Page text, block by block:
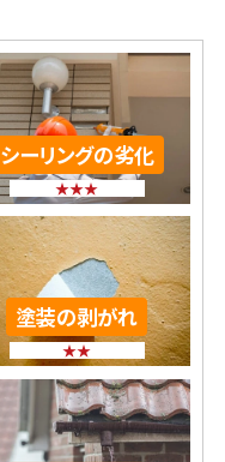
シーリングの劣化
★★★
塗装の剥がれ
★★